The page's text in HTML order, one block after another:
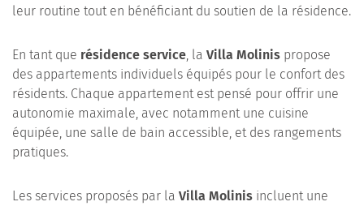
leur routine tout en bénéficiant du soutien de la résidence.
En tant que résidence service, la Villa Molinis propose
des appartements individuels équipés pour le confort des
résidents. Chaque appartement est pensé pour offrir une
autonomie maximale, avec notamment une cuisine
équipée, une salle de bain accessible, et des rangements
pratiques.
Les services proposés par la Villa Molinis incluent une